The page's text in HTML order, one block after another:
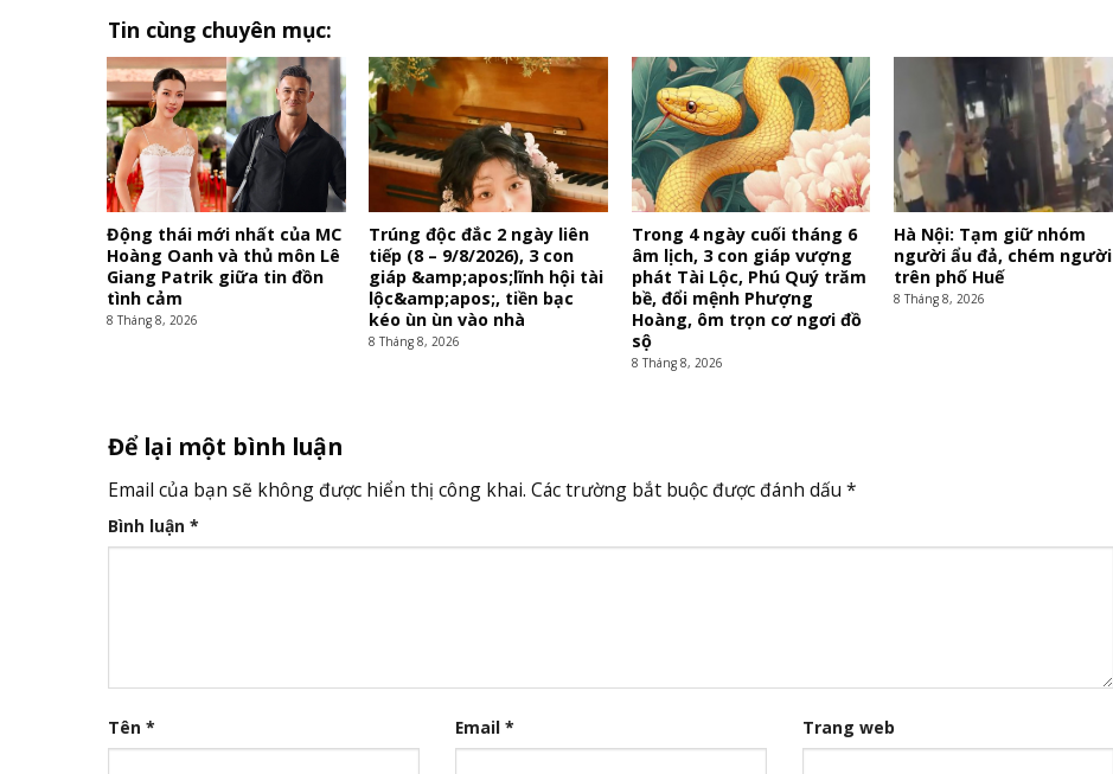
Tin cùng chuyên mục:
Động thái mới nhất của MC
Hoàng Oanh và thủ môn Lê
Giang Patrik giữa tin đồn
tình cảm
8 Tháng 8, 2026
Trúng độc đắc 2 ngày liên
tiếp (8 – 9/8/2026), 3 con
giáp &amp;apos;lĩnh hội tài
lộc&amp;apos;, tiền bạc
kéo ùn ùn vào nhà
8 Tháng 8, 2026
Trong 4 ngày cuối tháng 6
âm lịch, 3 con giáp vượng
phát Tài Lộc, Phú Quý trăm
bề, đổi mệnh Phượng
Hoàng, ôm trọn cơ ngơi đồ
sộ
8 Tháng 8, 2026
Hà Nội: Tạm giữ nhóm
người ẩu đả, chém người
trên phố Huế
8 Tháng 8, 2026
Để lại một bình luận
Email của bạn sẽ không được hiển thị công khai. Các trường bắt buộc được đánh dấu *
Bình luận *
Tên * Email * Trang web